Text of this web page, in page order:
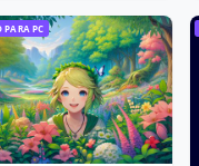
PARA PC